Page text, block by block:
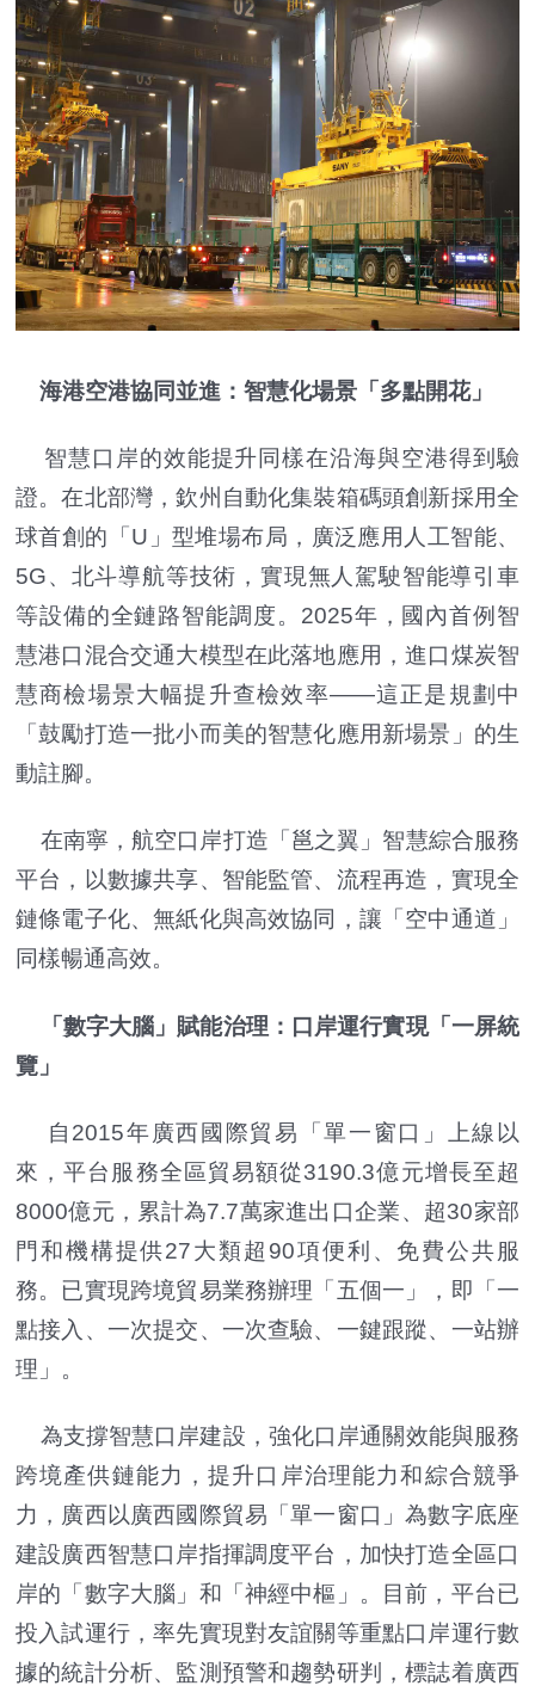
海港空港協同並進：智慧化場景「多點開花」
智慧口岸的效能提升同樣在沿海與空港得到驗
證。在北部灣，欽州自動化集裝箱碼頭創新採用全
球首創的「U」型堆場布局，廣泛應用人工智能、
5G、北斗導航等技術，實現無人駕駛智能導引車
等設備的全鏈路智能調度。2025年，國內首例智
慧港口混合交通大模型在此落地應用，進口煤炭智
慧商檢場景大幅提升查檢效率——這正是規劃中
「鼓勵打造一批小而美的智慧化應用新場景」的生
動註腳。
在南寧，航空口岸打造「邕之翼」智慧綜合服務
平台，以數據共享、智能監管、流程再造，實現全
鏈條電子化、無紙化與高效協同，讓「空中通道」
同樣暢通高效。
「數字大腦」賦能治理：口岸運行實現「一屏統
覽」
自2015年廣西國際貿易「單一窗口」上線以
來，平台服務全區貿易額從3190.3億元增長至超
8000億元，累計為7.7萬家進出口企業、超30家部
門和機構提供27大類超90項便利、免費公共服
務。已實現跨境貿易業務辦理「五個一」，即「一
點接入、一次提交、一次查驗、一鍵跟蹤、一站辦
理」。
為支撐智慧口岸建設，強化口岸通關效能與服務
跨境產供鏈能力，提升口岸治理能力和綜合競爭
力，廣西以廣西國際貿易「單一窗口」為數字底座
建設廣西智慧口岸指揮調度平台，加快打造全區口
岸的「數字大腦」和「神經中樞」。目前，平台已
投入試運行，率先實現對友誼關等重點口岸運行數
據的統計分析、監測預警和趨勢研判，標誌着廣西